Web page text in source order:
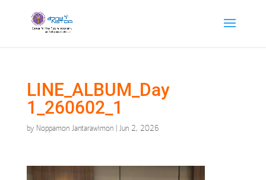
LINE_ALBUM_Day
1_260602_1
by Noppamon Jantarawimon| Jun 2, 2026